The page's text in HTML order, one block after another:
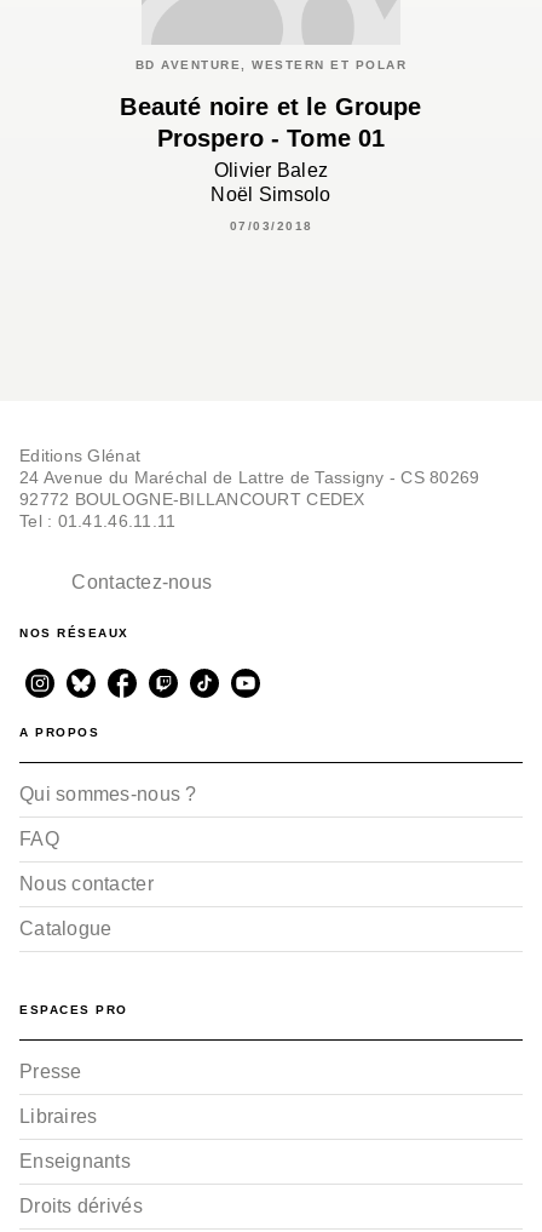
BD AVENTURE, WESTERN ET POLAR
Beauté noire et le Groupe
Prospero - Tome 01
Olivier Balez
Noël Simsolo
07/03/2018
Editions Glénat
24 Avenue du Maréchal de Lattre de Tassigny - CS 80269
92772 BOULOGNE-BILLANCOURT CEDEX
Tel : 01.41.46.11.11
Contactez-nous
NOS RÉSEAUX
A PROPOS
Qui sommes-nous ?
FAQ
Nous contacter
Catalogue
ESPACES PRO
Presse
Libraires
Enseignants
Droits dérivés